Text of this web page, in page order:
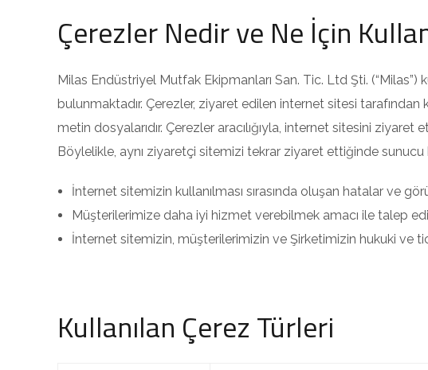
Çerezler Nedir ve Ne İçin
Milas Endüstriyel Mutfak Ekipmanları San. Tic. Ltd Şti.
bulunmaktadır. Çerezler, ziyaret edilen internet sitesi
metin dosyalarıdır. Çerezler aracılığıyla, internet sitesini
Böylelikle, aynı ziyaretçi sitemizi tekrar ziyaret ettiğinde sunucu
İnternet sitemizin kullanılması sırasında oluşan hatalar ve
Müşterilerimize daha iyi hizmet verebilmek amacı ile talep
İnternet sitemizin, müşterilerimizin ve Şirketimizin hukuki ve
Kullanılan Çerez Türleri